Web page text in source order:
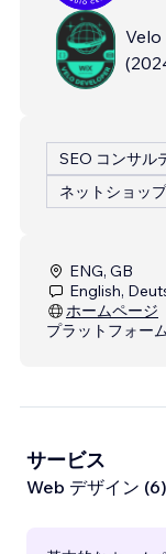
Velo
(
SEO コンサル
ネットショッ
ENG, GB
English,
ホームページ
プラットフォー
サービス
Web デザイン (6)